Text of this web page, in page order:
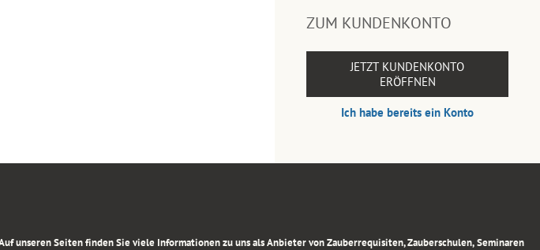
ZUM KUNDENKONTO
JETZT KUNDENKONTO
ERÖFFNEN
Ich habe bereits ein Konto
Seiten finden Sie viele Informationen zu uns als Anbieter von Zauberrequisiten, Zauberschulen, Seminaren